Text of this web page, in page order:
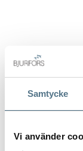
Samtycke
Vi använder